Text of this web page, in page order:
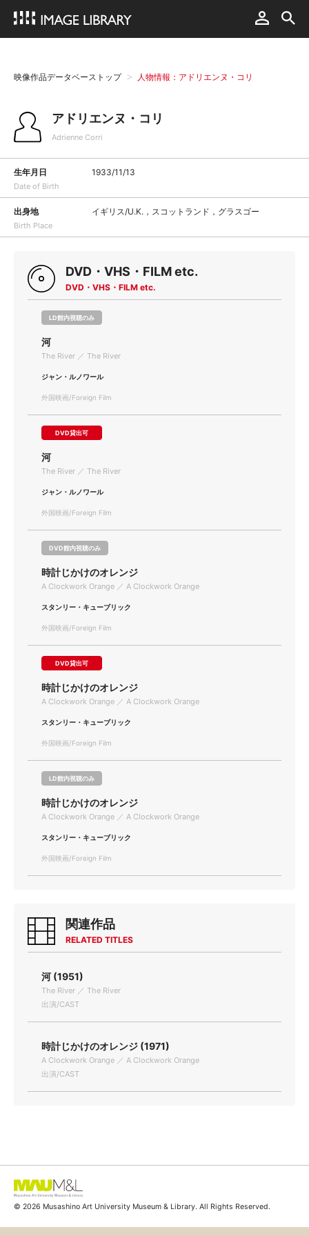
映像作品データベーストップ 人物情報：アドリエンヌ・コリ
アドリエンヌ・コリ
Adrienne Corri
生年月日
Date of Birth
1933/11/13
出身地
Birth Place
イギリス/U.K.，スコットランド，グラスゴー
DVD・VHS・FILM etc.
DVD・VHS・FILM etc.
LD館内視聴のみ
河
The River ／ The River
ジャン・ルノワール
外国映画/Foreign Film
DVD貸出可
河
The River ／ The River
ジャン・ルノワール
外国映画/Foreign Film
DVD館内視聴のみ
時計じかけのオレンジ
A Clockwork Orange ／ A Clockwork Orange
スタンリー・キューブリック
外国映画/Foreign Film
DVD貸出可
時計じかけのオレンジ
A Clockwork Orange ／ A Clockwork Orange
スタンリー・キューブリック
外国映画/Foreign Film
LD館内視聴のみ
時計じかけのオレンジ
A Clockwork Orange ／ A Clockwork Orange
スタンリー・キューブリック
外国映画/Foreign Film
関連作品
RELATED TITLES
河 (1951)
The River ／ The River
出演/CAST
時計じかけのオレンジ (1971)
A Clockwork Orange ／ A Clockwork Orange
出演/CAST
© 2026 Musashino Art University Museum & Library. All Rights Reserved.